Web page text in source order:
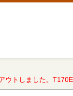
ウトしました。